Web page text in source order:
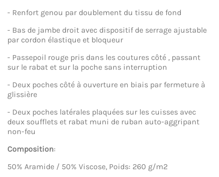
- Renfort genou par doublement du tissu de fond
- Bas de jambe droit avec dispositif de serrage ajustable
par cordon élastique et bloqueur
- Passepoil rouge pris dans les coutures côté , passant
sur le rabat et sur la poche sans interruption
- Deux poches côté à ouverture en biais par fermeture à
glissière
- Deux poches latérales plaquées sur les cuisses avec
deux soufflets et rabat muni de ruban auto-aggripant
non-feu
Composition:
50% Aramide / 50% Viscose, Poids: 260 g/m2